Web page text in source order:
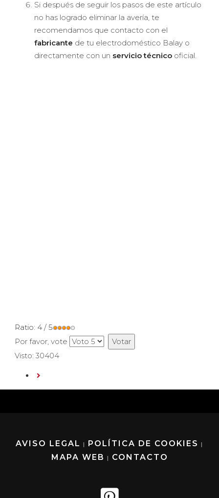
Si después de seguir los pasos de este artículo
no has logrado eliminar la avería, te
recomendamos que contacto con el
fabricante de tu electrodoméstico Balay o
directamente con un servicio técnico oficial.
Ratio: 4 / 5
Por favor, vote
Visto: 30404
AVISO LEGAL | POLÍTICA DE COOKIES |
MAPA WEB | CONTACTO